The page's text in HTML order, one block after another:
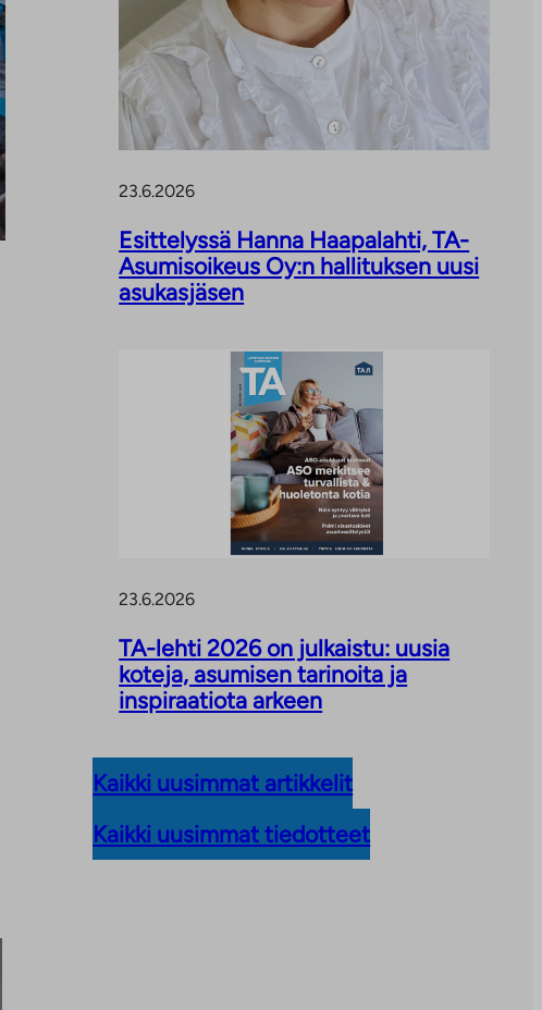
23.6.2026
Esittelyssä Hanna Haapalahti, TA-
Asumisoikeus Oy:n hallituksen uusi
asukasjäsen
23.6.2026
TA-lehti 2026 on julkaistu: uusia
koteja, asumisen tarinoita ja
inspiraatiota arkeen
Kaikki uusimmat artikkelit
Kaikki uusimmat tiedotteet